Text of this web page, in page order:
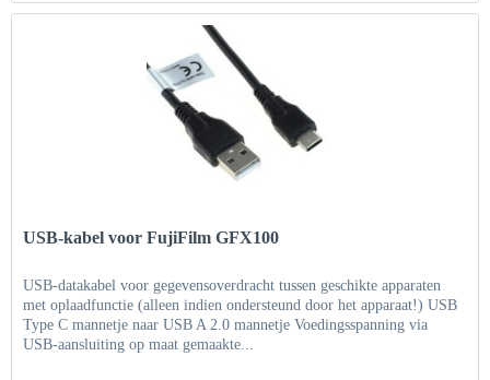
USB-kabel voor FujiFilm GFX100
USB-datakabel voor gegevensoverdracht tussen geschikte apparaten
met oplaadfunctie (alleen indien ondersteund door het apparaat!) USB
Type C mannetje naar USB A 2.0 mannetje Voedingsspanning via
USB-aansluiting op maat gemaakte...